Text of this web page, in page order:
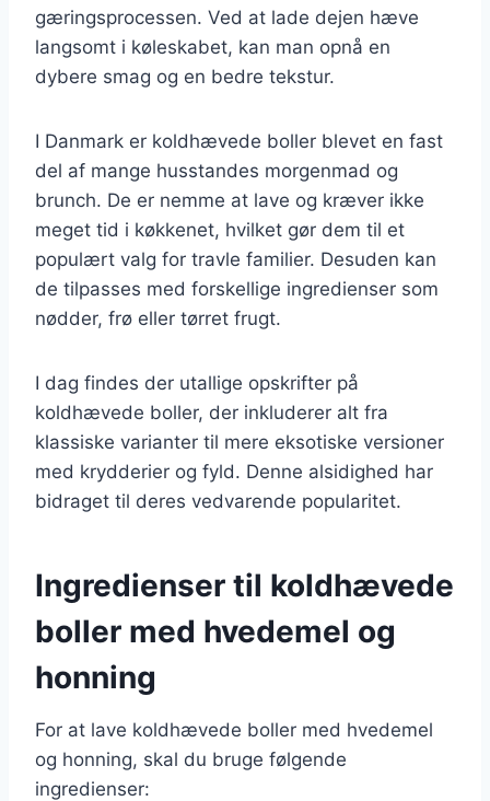
gæringsprocessen. Ved at lade dejen hæve
langsomt i køleskabet, kan man opnå en
dybere smag og en bedre tekstur.
I Danmark er koldhævede boller blevet en fast
del af mange husstandes morgenmad og
brunch. De er nemme at lave og kræver ikke
meget tid i køkkenet, hvilket gør dem til et
populært valg for travle familier. Desuden kan
de tilpasses med forskellige ingredienser som
nødder, frø eller tørret frugt.
I dag findes der utallige opskrifter på
koldhævede boller, der inkluderer alt fra
klassiske varianter til mere eksotiske versioner
med krydderier og fyld. Denne alsidighed har
bidraget til deres vedvarende popularitet.
Ingredienser til koldhævede
boller med hvedemel og
honning
For at lave koldhævede boller med hvedemel
og honning, skal du bruge følgende
ingredienser: